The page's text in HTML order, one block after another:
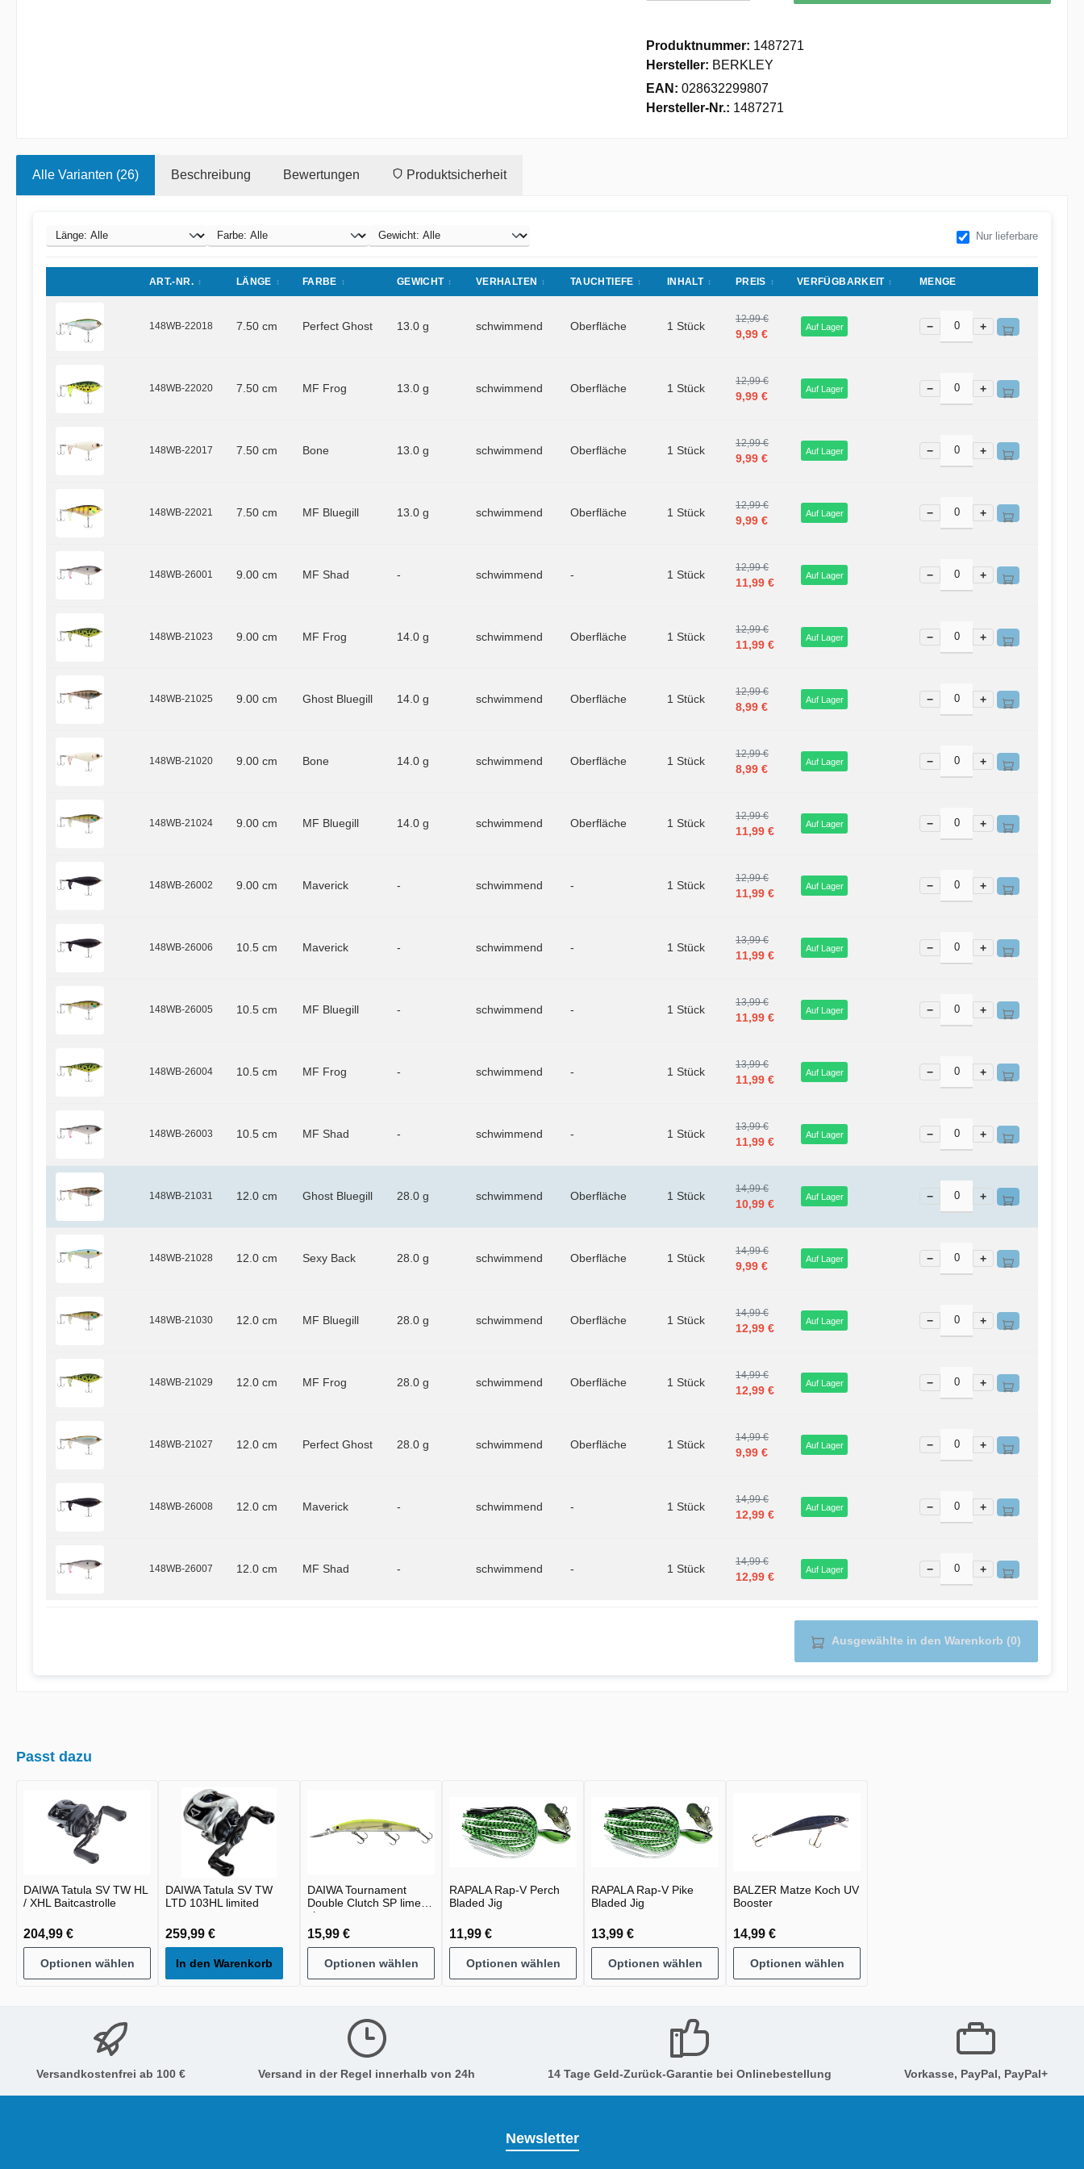
Produktnummer: 1487271
Hersteller: BERKLEY
EAN: 028632299807
Hersteller-Nr.: 1487271
Alle Varianten (26) Beschreibung Bewertungen Produktsicherheit
Nur lieferbare
ART.-NR. LÄNGE FARBE GEWICHT VERHALTEN TAUCHTIEFE INHALT PREIS VERFÜGBARKEIT MENGE
148WB-22018 7.50 cm Perfect Ghost 13.0 g schwimmend Oberfläche 1 Stück
12,99 €
9,99 €
Auf Lager − +
148WB-22020 7.50 cm MF Frog 13.0 g schwimmend Oberfläche 1 Stück
12,99 €
9,99 €
Auf Lager − +
148WB-22017 7.50 cm Bone 13.0 g schwimmend Oberfläche 1 Stück
12,99 €
9,99 €
Auf Lager − +
148WB-22021 7.50 cm MF Bluegill 13.0 g schwimmend Oberfläche 1 Stück
12,99 €
9,99 €
Auf Lager − +
148WB-26001 9.00 cm MF Shad - schwimmend - 1 Stück
12,99 €
11,99 €
Auf Lager − +
148WB-21023 9.00 cm MF Frog 14.0 g schwimmend Oberfläche 1 Stück
12,99 €
11,99 €
Auf Lager − +
148WB-21025 9.00 cm Ghost Bluegill 14.0 g schwimmend Oberfläche 1 Stück
12,99 €
8,99 €
Auf Lager − +
148WB-21020 9.00 cm Bone 14.0 g schwimmend Oberfläche 1 Stück
12,99 €
8,99 €
Auf Lager − +
148WB-21024 9.00 cm MF Bluegill 14.0 g schwimmend Oberfläche 1 Stück
12,99 €
11,99 €
Auf Lager − +
148WB-26002 9.00 cm Maverick - schwimmend - 1 Stück
12,99 €
11,99 €
Auf Lager − +
148WB-26006 10.5 cm Maverick - schwimmend - 1 Stück
13,99 €
11,99 €
Auf Lager − +
148WB-26005 10.5 cm MF Bluegill - schwimmend - 1 Stück
13,99 €
11,99 €
Auf Lager − +
148WB-26004 10.5 cm MF Frog - schwimmend - 1 Stück
13,99 €
11,99 €
Auf Lager − +
148WB-26003 10.5 cm MF Shad - schwimmend - 1 Stück
13,99 €
11,99 €
Auf Lager − +
148WB-21031 12.0 cm Ghost Bluegill 28.0 g schwimmend Oberfläche 1 Stück
14,99 €
10,99 €
Auf Lager − +
148WB-21028 12.0 cm Sexy Back 28.0 g schwimmend Oberfläche 1 Stück
14,99 €
9,99 €
Auf Lager − +
148WB-21030 12.0 cm MF Bluegill 28.0 g schwimmend Oberfläche 1 Stück
14,99 €
12,99 €
Auf Lager − +
148WB-21029 12.0 cm MF Frog 28.0 g schwimmend Oberfläche 1 Stück
14,99 €
12,99 €
Auf Lager − +
148WB-21027 12.0 cm Perfect Ghost 28.0 g schwimmend Oberfläche 1 Stück
14,99 €
9,99 €
Auf Lager − +
148WB-26008 12.0 cm Maverick - schwimmend - 1 Stück
14,99 €
12,99 €
Auf Lager − +
148WB-26007 12.0 cm MF Shad - schwimmend - 1 Stück
14,99 €
12,99 €
Auf Lager − +
Ausgewählte in den Warenkorb (0)
Passt dazu
DAIWA Tatula SV TW HL
/ XHL Baitcastrolle
204,99 €
Optionen wählen
DAIWA Tatula SV TW
LTD 103HL limited
259,99 €
In den Warenkorb
DAIWA Tournament
Double Clutch SP lime
chart
15,99 €
Optionen wählen
RAPALA Rap-V Perch
Bladed Jig
11,99 €
Optionen wählen
RAPALA Rap-V Pike
Bladed Jig
13,99 €
Optionen wählen
BALZER Matze Koch UV
Booster
14,99 €
Optionen wählen
Versandkostenfrei ab 100 € Versand in der Regel innerhalb von 24h 14 Tage Geld-Zurück-Garantie bei Onlinebestellung Vorkasse, PayPal, PayPal+
Newsletter